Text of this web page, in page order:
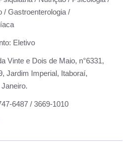
/ Gastroenterologia /
Eletivo
Vinte e Dois de Maio, n°6331,
Jardim Imperial, Itaboraí,
6487 / 3669-1010